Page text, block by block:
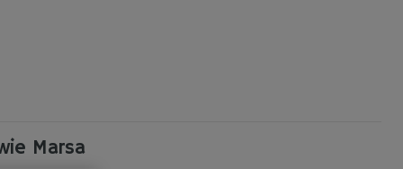
Marsa